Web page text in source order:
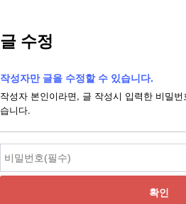
글 수정
작성자만 글을 수정할 수 있습니다.
작성자 본인이라면, 글 작성시 입력한 비밀
습니다.